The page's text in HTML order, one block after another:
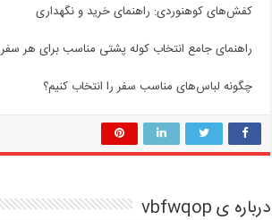
کفش‌های کوهنوردی: راهنمای خرید و نگهداری
راهنمای جامع انتخاب کوله پشتی مناسب برای هر سفر
چگونه لباس‌های مناسب سفر را انتخاب کنیم؟
درباره ی vbfwqop